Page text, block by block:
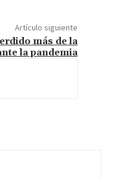
Artículo siguiente
más de la
la pandemia